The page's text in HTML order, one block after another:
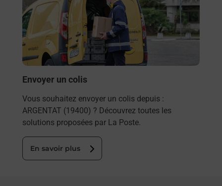
Envoyer un colis
Vous souhaitez envoyer un colis depuis :
ARGENTAT (19400) ? Découvrez toutes les
solutions proposées par La Poste.
En savoir plus